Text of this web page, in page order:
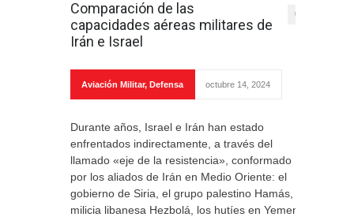
Comparación de las
capacidades aéreas militares de
Irán e Israel
0
Aviación Militar, Defensa octubre 14, 2024
Durante años, Israel e Irán han estado
enfrentados indirectamente, a través del
llamado «eje de la resistencia», conformado
por los aliados de Irán en Medio Oriente: el
gobierno de Siria, el grupo palestino Hamás, la
milicia libanesa Hezbolá, los hutíes en Yemen,